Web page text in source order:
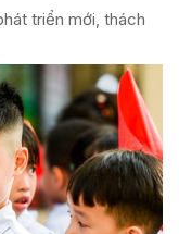
triển mới, thách